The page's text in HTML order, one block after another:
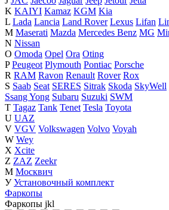
K KAIYI Kamaz KGM Kia
L Lada Lancia Land Rover Lexus Lifan
M Maserati Mazda Mercedes Benz MG
N Nissan
O Omoda Opel Ora Oting
P Peugeot Plymouth Pontiac Porsche
R RAM Ravon Renault Rover Rox
S Saab Seat SERES Sitrak Skoda SkyWell
Ssang Yong Subaru Suzuki SWM
T Tagaz Tank Tenet Tesla Toyota
U UAZ
V VGV Volkswagen Volvo Voyah
W Wey
X Xcite
Z ZAZ Zeekr
М Москвич
У Установочный комплект
Фаркопы
Фаркопы jkl